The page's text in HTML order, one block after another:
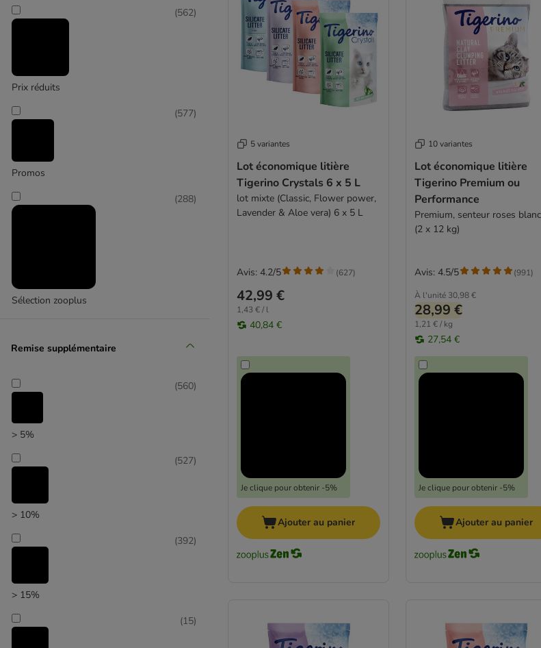
Affinity Brekkies
Affinity Libra
( 9 )
Prix réduits
(562)
Promos
(577)
Sélection zooplus
(288)
Remise supplémentaire
> 5%
(560)
> 10%
(527)
> 15%
(392)
(15)
5 variantes
Lot économique litière
Tigerino Crystals 6 x 5 L
lot mixte (Classic, Flower power,
Lavender & Aloe vera) 6 x 5 L
42,99 €
1,43 € / l
40,84 €
Je clique pour obtenir -5%
Avis: 4.2/5 (627)
Ajouter au panier
10 variantes
Lot économique litière
Tigerino Premium ou
Performance
Premium, senteur roses
(2 x 12 kg)
À l'unité 30,98 €
28,99 €
1,21 € / kg
27,54 €
Je clique pour obtenir -5%
Avis: 4.5/5 (991)
Ajouter au panier